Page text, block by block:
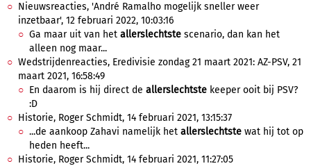
Nieuwsreacties, 'André Ramalho mogelijk sneller weer
inzetbaar', 12 februari 2022, 10:03:16
Ga maar uit van het allerslechtste scenario, dan kan het
alleen nog maar...
Wedstrijdenreacties, Eredivisie zondag 21 maart 2021: AZ-PSV, 21
maart 2021, 16:58:49
En daarom is hij direct de allerslechtste keeper ooit bij PSV?
:D
Historie, Roger Schmidt, 14 februari 2021, 13:15:37
...de aankoop Zahavi namelijk het allerslechtste wat hij tot op
heden heeft...
Historie, Roger Schmidt, 14 februari 2021, 11:27:05